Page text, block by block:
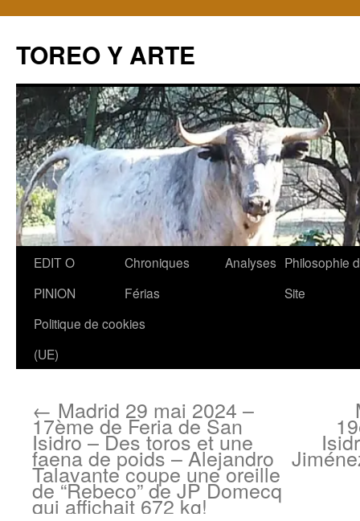
TOREO Y ARTE
Aller
contenu
EDIT O
PINION
Chroniques
Férias
Analyses Philosophie
Site
Politique de cookies
(UE)
← Madrid 29 mai 2024 –
17ème de Feria de San
Isidro – Des toros et une
faena de poids – Alejandro
Talavante coupe une oreille
de “Rebeco” de JP Domecq
qui affichait 672 kg!